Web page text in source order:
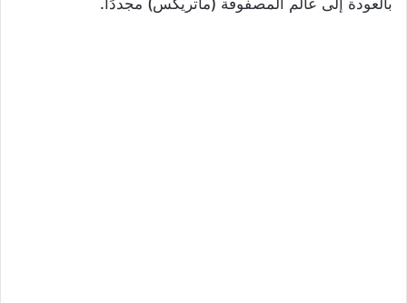
بالعودة إلى عالم المصفوفة (ماتريكس) مجددًا.